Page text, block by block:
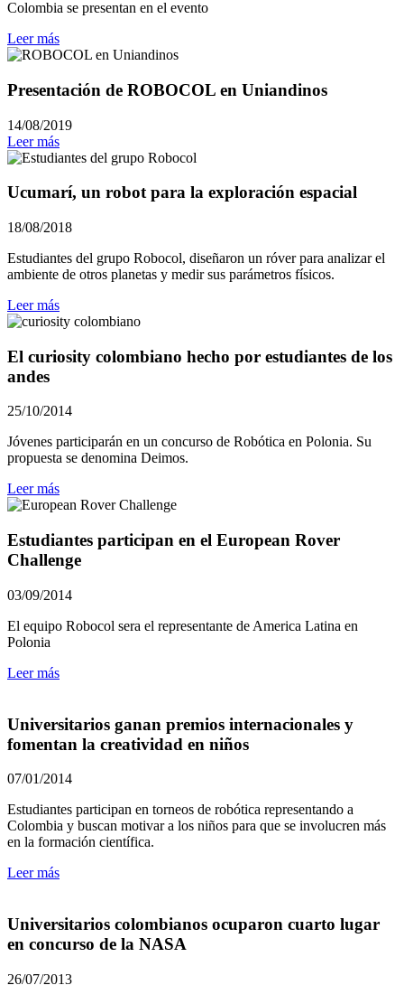
Colombia se presentan en el evento
Leer más
Presentación de ROBOCOL en Uniandinos
14/08/2019
Leer más
Ucumarí, un robot para la exploración espacial
18/08/2018
Estudiantes del grupo Robocol, diseñaron un róver para analizar el
ambiente de otros planetas y medir sus parámetros físicos.
Leer más
El curiosity colombiano hecho por estudiantes de los
andes
25/10/2014
Jóvenes participarán en un concurso de Robótica en Polonia. Su
propuesta se denomina Deimos.
Leer más
Estudiantes participan en el European Rover
Challenge
03/09/2014
El equipo Robocol sera el representante de America Latina en
Polonia
Leer más
Universitarios ganan premios internacionales y
fomentan la creatividad en niños
07/01/2014
Estudiantes participan en torneos de robótica representando a
Colombia y buscan motivar a los niños para que se involucren más
en la formación científica.
Leer más
Universitarios colombianos ocuparon cuarto lugar
en concurso de la NASA
26/07/2013